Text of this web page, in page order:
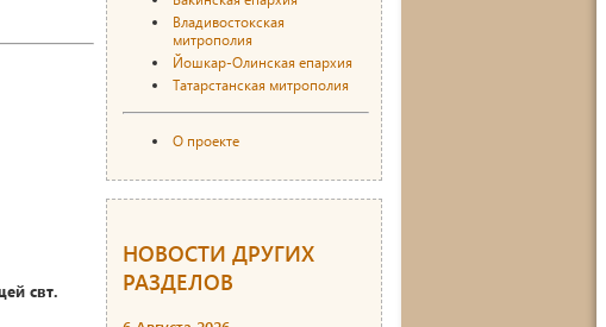
свт.
Владивостокская
митрополия
Йошкар-Олинская епархия
Татарстанская митрополия
О проекте
НОВОСТИ ДРУГИХ
РАЗДЕЛОВ